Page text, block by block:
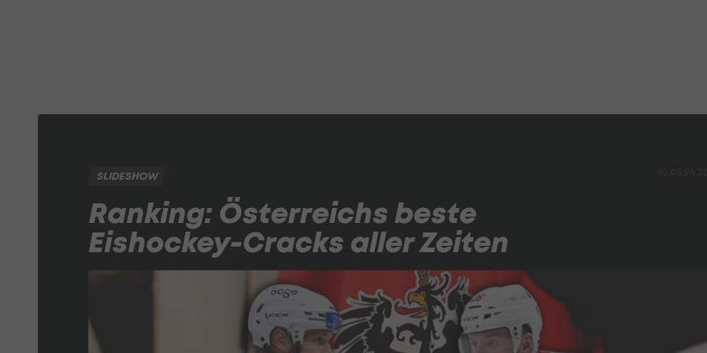
SLIDESHOW
Ranking: Österreichs beste
Eishockey-Cracks aller Zeiten